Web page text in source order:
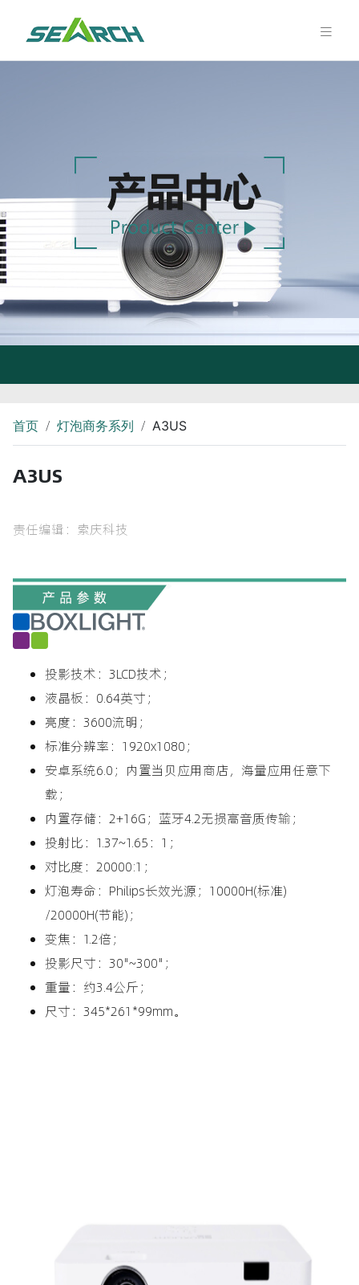
首页 / 灯泡商务系列 / A3US
A3US
责任编辑：索庆科技
投影技术：3LCD技术；
液晶板：0.64英寸；
亮度：3600流明；
标准分辨率：1920x1080；
安卓系统6.0；内置当贝应用商店，海量应用任意下
载；
内置存储：2+16G；蓝牙4.2无损高音质传输；
投射比：1.37~1.65：1；
对比度：20000:1；
灯泡寿命：Philips长效光源；10000H(标准)
/20000H(节能)；
变焦：1.2倍；
投影尺寸：30"~300"；
重量：约3.4公斤；
尺寸：345*261*99mm。